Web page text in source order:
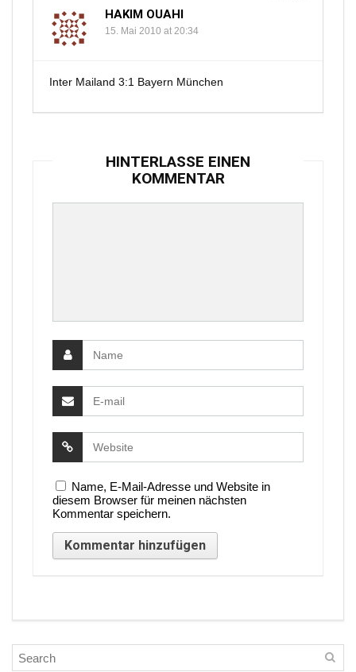
HAKIM OUAHI
15. Mai 2010 at 20:34
Inter Mailand 3:1 Bayern München
HINTERLASSE EINEN
KOMMENTAR
Name, E-Mail-Adresse und Website in
diesem Browser für meinen nächsten
Kommentar speichern.